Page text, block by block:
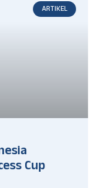
ARTIKEL
Cup